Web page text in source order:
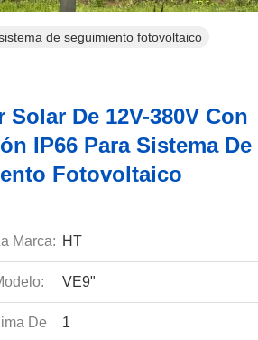
de seguimiento fotovoltaico
Solar De 12V-380V Con
IP66 Para Sistema De
Fotovoltaico
Marca: HT
VE9"
De
1